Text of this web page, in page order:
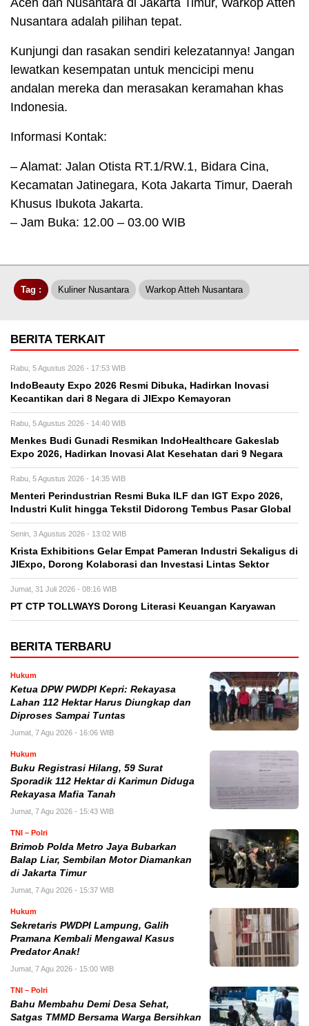
Aceh dan Nusantara di Jakarta Timur, Warkop Atteh
Nusantara adalah pilihan tepat.
Kunjungi dan rasakan sendiri kelezatannya! Jangan
lewatkan kesempatan untuk mencicipi menu
andalan mereka dan merasakan keramahan khas
Indonesia.
Informasi Kontak:
– Alamat: Jalan Otista RT.1/RW.1, Bidara Cina,
Kecamatan Jatinegara, Kota Jakarta Timur, Daerah
Khusus Ibukota Jakarta.
– Jam Buka: 12.00 – 03.00 WIB
Tag : Kuliner Nusantara Warkop Atteh Nusantara
BERITA TERKAIT
Rabu, 5 Agustus 2026 - 17:53 WIB
IndoBeauty Expo 2026 Resmi Dibuka, Hadirkan Inovasi
Kecantikan dari 8 Negara di JIExpo Kemayoran
Rabu, 5 Agustus 2026 - 14:40 WIB
Menkes Budi Gunadi Resmikan IndoHealthcare Gakeslab
Expo 2026, Hadirkan Inovasi Alat Kesehatan dari 9 Negara
Rabu, 5 Agustus 2026 - 14:35 WIB
Menteri Perindustrian Resmi Buka ILF dan IGT Expo 2026,
Industri Kulit hingga Tekstil Didorong Tembus Pasar Global
Senin, 3 Agustus 2026 - 13:02 WIB
Krista Exhibitions Gelar Empat Pameran Industri Sekaligus di
JIExpo, Dorong Kolaborasi dan Investasi Lintas Sektor
Jumat, 31 Juli 2026 - 08:16 WIB
PT CTP TOLLWAYS Dorong Literasi Keuangan Karyawan
BERITA TERBARU
Hukum
Ketua DPW PWDPI Kepri: Rekayasa
Lahan 112 Hektar Harus Diungkap dan
Diproses Sampai Tuntas
Jumat, 7 Agu 2026 - 16:06 WIB
Hukum
Buku Registrasi Hilang, 59 Surat
Sporadik 112 Hektar di Karimun Diduga
Rekayasa Mafia Tanah
Jumat, 7 Agu 2026 - 15:43 WIB
TNI – Polri
Brimob Polda Metro Jaya Bubarkan
Balap Liar, Sembilan Motor Diamankan
di Jakarta Timur
Jumat, 7 Agu 2026 - 15:37 WIB
Hukum
Sekretaris PWDPI Lampung, Galih
Pramana Kembali Mengawal Kasus
Predator Anak!
Jumat, 7 Agu 2026 - 15:00 WIB
TNI – Polri
Bahu Membahu Demi Desa Sehat,
Satgas TMMD Bersama Warga Bersihkan